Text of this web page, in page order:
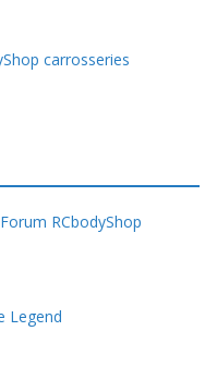
carrosseries
Forum RCbodyShop
Legend